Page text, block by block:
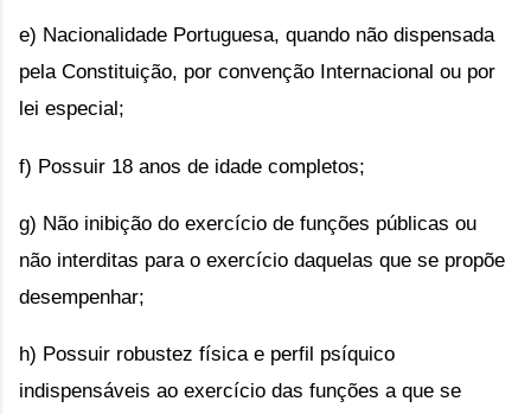
e) Nacionalidade Portuguesa, quando não dispensada
pela Constituição, por convenção Internacional ou por
lei especial;
f) Possuir 18 anos de idade completos;
g) Não inibição do exercício de funções públicas ou
não interditas para o exercício daquelas que se propõe
desempenhar;
h) Possuir robustez física e perfil psíquico
indispensáveis ao exercício das funções a que se